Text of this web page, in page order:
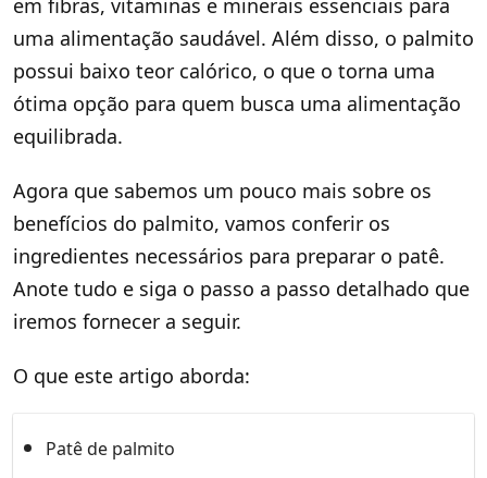
em fibras, vitaminas e minerais essenciais para
uma alimentação saudável. Além disso, o palmito
possui baixo teor calórico, o que o torna uma
ótima opção para quem busca uma alimentação
equilibrada.
Agora que sabemos um pouco mais sobre os
benefícios do palmito, vamos conferir os
ingredientes necessários para preparar o patê.
Anote tudo e siga o passo a passo detalhado que
iremos fornecer a seguir.
O que este artigo aborda:
Patê de palmito